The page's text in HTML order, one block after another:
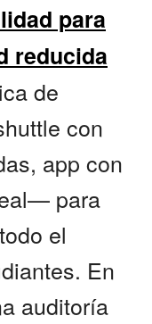
para
reducida
de
con
app con
para
el
En
auditoría